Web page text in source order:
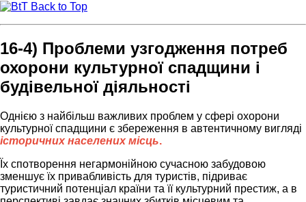
Back to Top
16-4) Проблеми узгодження потреб
охорони культурної спадщини і
будівельної діяльності
Однією з найбільш важливих проблем у сфері охорони
культурної спадщини є збереження в автентичному вигляді
історичних населених місць.
Їх спотворення негармонійною сучасною забудовою
зменшує їх привабливість для туристів, підриває
туристичний потенціал країни та її культурний престиж, а в